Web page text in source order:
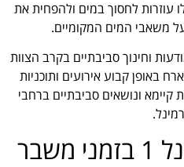
עוזרות לחסוך במים ולהפחית את
משאבי המים המקומיים.
לקידום מודעות וחינוך סביבתיים בקרב הצוות
באופן קבוע אירועים ותוכניות
קיימא ונושאים סביבתיים ברחבי